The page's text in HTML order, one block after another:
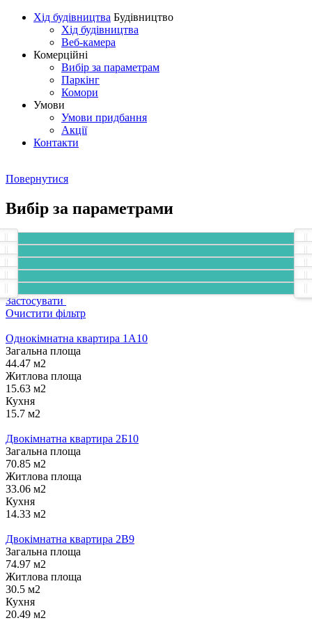
Хід будівництва Будівництво
Хід будівництва
Веб-камера
Комерційні
Вибір за параметрам
Паркінг
Комори
Умови
Умови придбання
Акції
Контакти
Повернутися
Вибір за параметрами
Застосувати
Очистити фільтр
Однокімнатна квартира 1А10
Загальна площа
44.47 м2
Житлова площа
15.63 м2
Кухня
15.7 м2
Двокімнатна квартира 2Б10
Загальна площа
70.85 м2
Житлова площа
33.06 м2
Кухня
14.33 м2
Двокімнатна квартира 2В9
Загальна площа
74.97 м2
Житлова площа
30.5 м2
Кухня
20.49 м2